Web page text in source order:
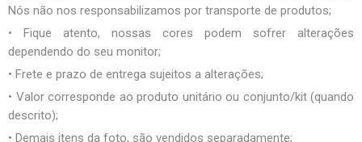
Nós não nos responsabilizamos por transporte de produtos;
• Fique atento, nossas cores podem sofrer alterações
dependendo do seu monitor;
• Frete e prazo de entrega sujeitos a alterações;
• Valor corresponde ao produto unitário ou conjunto/kit (quando
descrito);
• Demais itens da foto, são vendidos separadamente;